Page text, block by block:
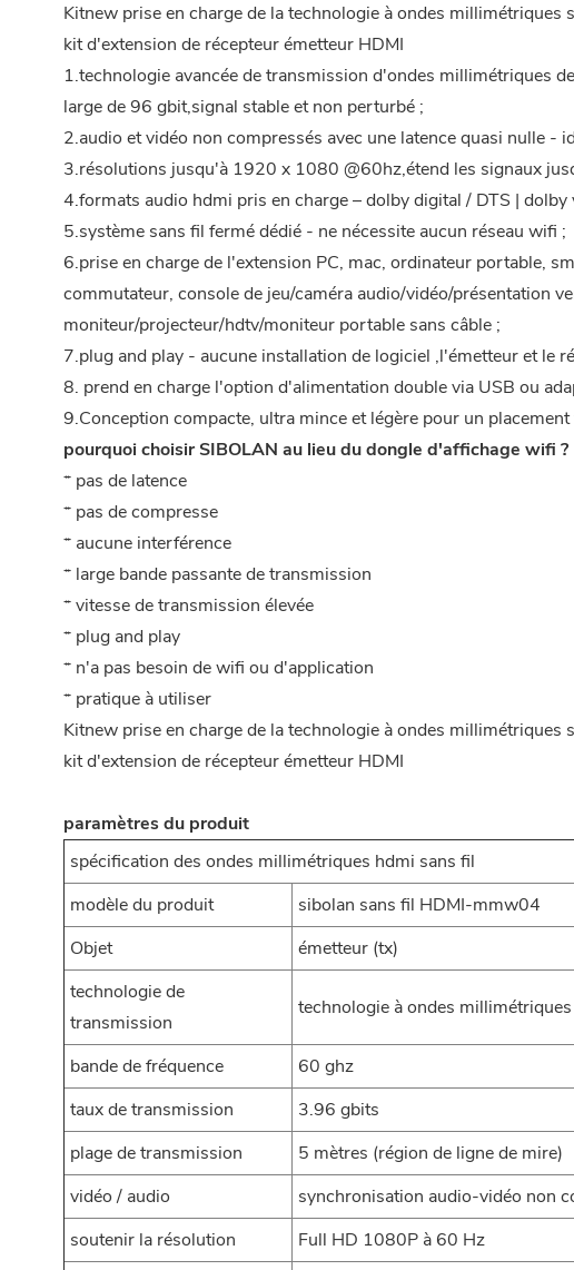
Kitnew prise en charge de la technologie à ondes
kit d'extension de récepteur émetteur HDMI
1.technologie avancée de transmission d'ondes millimétriques
large de 96 gbit,signal stable et non perturbé ;
2.audio et vidéo non compressés avec une latence quasi nulle -
3.résolutions jusqu'à 1920 x 1080 @60hz,étend les signaux
4.formats audio hdmi pris en charge – dolby digital / DTS |
5.système sans fil fermé dédié - ne nécessite aucun réseau wifi ;
6.prise en charge de l'extension PC, mac, ordinateur portable,
commutateur, console de jeu/caméra audio/vidéo/présentation
moniteur/projecteur/hdtv/moniteur portable sans câble ;
7.plug and play - aucune installation de logiciel ,l'émetteur et le
8. prend en charge l'option d'alimentation double via USB ou
9.Conception compacte, ultra mince et légère pour un placement
pourquoi choisir SIBOLAN au lieu du dongle d'affichage wifi ?
* pas de latence
* pas de compresse
* aucune interférence
* large bande passante de transmission
* vitesse de transmission élevée
* plug and play
* n'a pas besoin de wifi ou d'application
* pratique à utiliser
Kitnew prise en charge de la technologie à ondes
kit d'extension de récepteur émetteur HDMI
paramètres du produit
spécification des ondes millimétriques hdmi sans fil
modèle du produit
sibolan sans fil HDMI-mmw04
Objet
émetteur (tx)
technologie de
transmission
technologie à ondes millimétriques
bande de fréquence
60 ghz
taux de transmission
3.96 gbits
plage de transmission
5 mètres (région de ligne de mire)
vidéo / audio
synchronisation audio-vidéo non
soutenir la résolution
Full HD 1080P à 60 Hz